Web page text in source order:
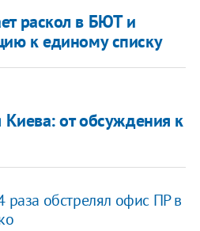
раскол в БЮТ и
к единому списку
Киева: от обсуждения к
раза обстрелял офис ПР в